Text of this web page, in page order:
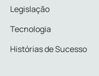
Legislação
Tecnologia
Histórias de Sucesso